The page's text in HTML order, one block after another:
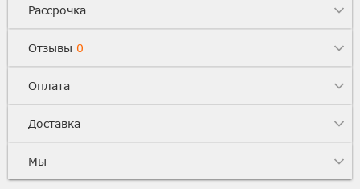
Рассрочка
Отзывы 0
Оплата
Доставка
Мы